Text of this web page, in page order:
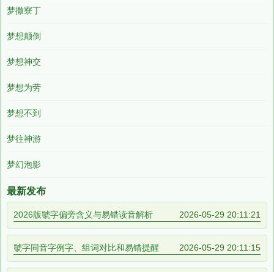
梦撒寮丁
梦想颠倒
梦想神交
梦想为劳
梦想不到
梦往神游
梦幻泡影
最新发布
2026版虢字偏旁含义与易错读音解析 2026-05-29 20:11:21
虢字同音字例字、组词对比和易错提醒 2026-05-29 20:11:15